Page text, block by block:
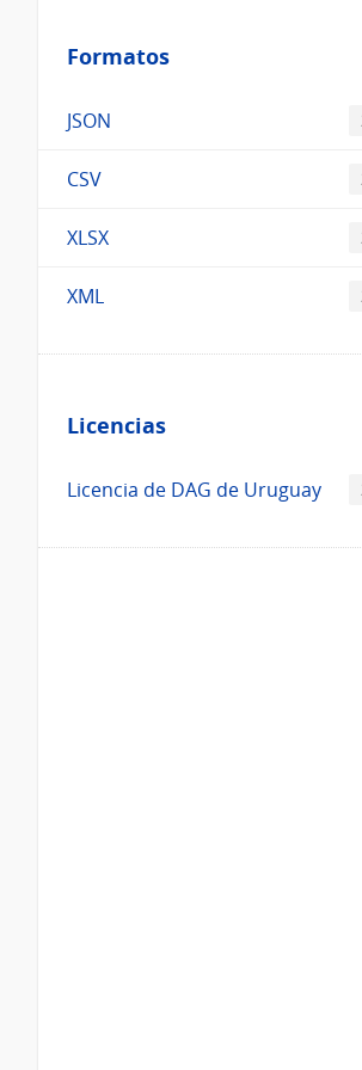
Formatos
Formatos
JSON
CSV
XLSX
XML
Licencias
Licencias
Licencia de DAG de Uruguay